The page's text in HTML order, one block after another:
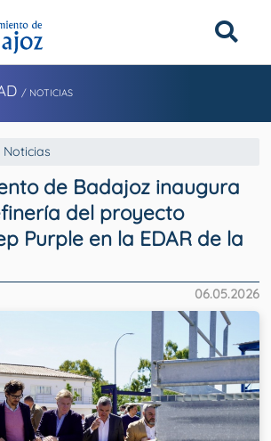
/ NOTICIAS
Noticias
de Badajoz inaugura
del proyecto
Purple en la EDAR de la
06.05.2026